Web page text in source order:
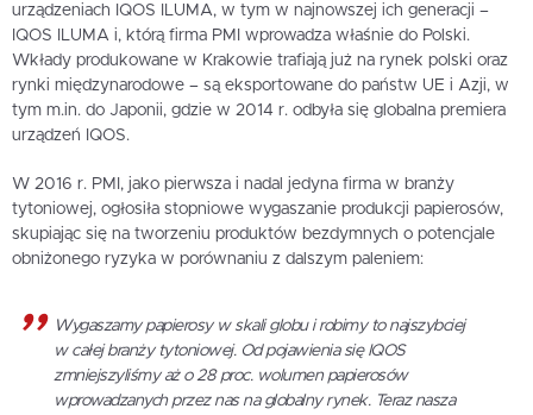
urządzeniach IQOS ILUMA, w tym w najnowszej ich generacji –
IQOS ILUMA i, którą firma PMI wprowadza właśnie do Polski.
Wkłady produkowane w Krakowie trafiają już na rynek polski oraz
rynki międzynarodowe – są eksportowane do państw UE i Azji, w
tym m.in. do Japonii, gdzie w 2014 r. odbyła się globalna premiera
urządzeń IQOS.
W 2016 r. PMI, jako pierwsza i nadal jedyna firma w branży
tytoniowej, ogłosiła stopniowe wygaszanie produkcji papierosów,
skupiając się na tworzeniu produktów bezdymnych o potencjale
obniżonego ryzyka w porównaniu z dalszym paleniem:
Wygaszamy papierosy w skali globu i robimy to najszybciej
w całej branży tytoniowej. Od pojawienia się IQOS
zmniejszyliśmy aż o 28 proc. wolumen papierosów
wprowadzanych przez nas na globalny rynek. Teraz nasza